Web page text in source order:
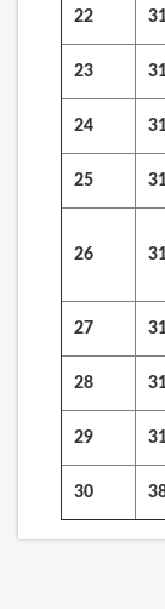
22
23
24
25
26
27
28
29
30